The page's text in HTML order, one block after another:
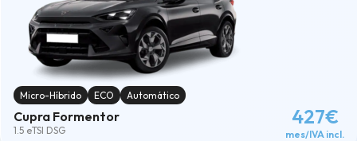
Micro-Híbrido ECO Automático
Cupra Formentor
1.5 eTSI DSG
427€
mes/IVA incl.